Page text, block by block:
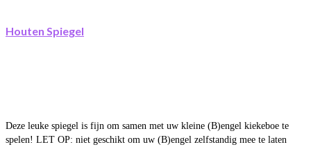
Houten Spiegel
Deze leuke spiegel is fijn om samen met uw kleine (B)engel kiekeboe te
spelen! LET OP: niet geschikt om uw (B)engel zelfstandig mee te laten